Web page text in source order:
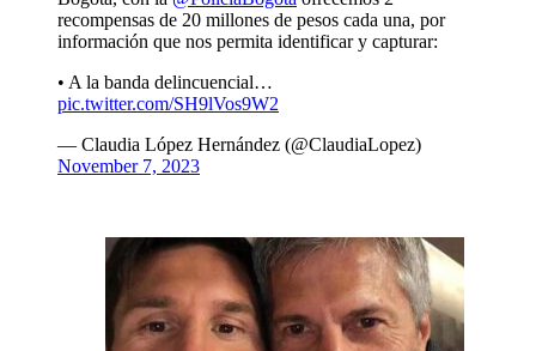
recompensas de 20 millones de pesos cada una, por
información que nos permita identificar y capturar:
• A la banda delincuencial…
pic.twitter.com/SH9lVos9W2
— Claudia López Hernández (@ClaudiaLopez)
November 7, 2023